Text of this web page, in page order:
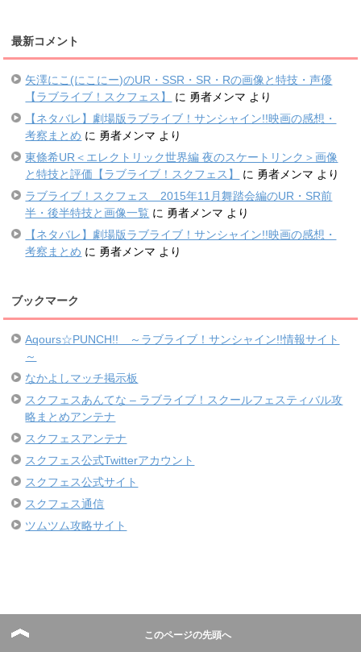
最新コメント
矢澤にこ(にこにー)のUR・SSR・SR・Rの画像と特技・声優
【ラブライブ！スクフェス】
に 勇者メンマ より
【ネタバレ】劇場版ラブライブ！サンシャイン!!映画の感想・
考察まとめ に 勇者メンマ より
東條希UR＜エレクトリック世界編 夜のスケートリンク＞画像
と特技と評価【ラブライブ！スクフェス】
に 勇者メンマ より
ラブライブ！スクフェス 2015年11月舞踏会編のUR・SR前
半・後半特技と画像一覧 に 勇者メンマ より
【ネタバレ】劇場版ラブライブ！サンシャイン!!映画の感想・
考察まとめ に 勇者メンマ より
ブックマーク
Aqours☆PUNCH!! ～ラブライブ！サンシャイン!!情報サイト
～
なかよしマッチ掲示板
スクフェスあんてな – ラブライブ！スクールフェスティバル攻
略まとめアンテナ
スクフェスアンテナ
スクフェス公式Twitterアカウント
スクフェス公式サイト
スクフェス通信
ツムツム攻略サイト
このページの先頭へ